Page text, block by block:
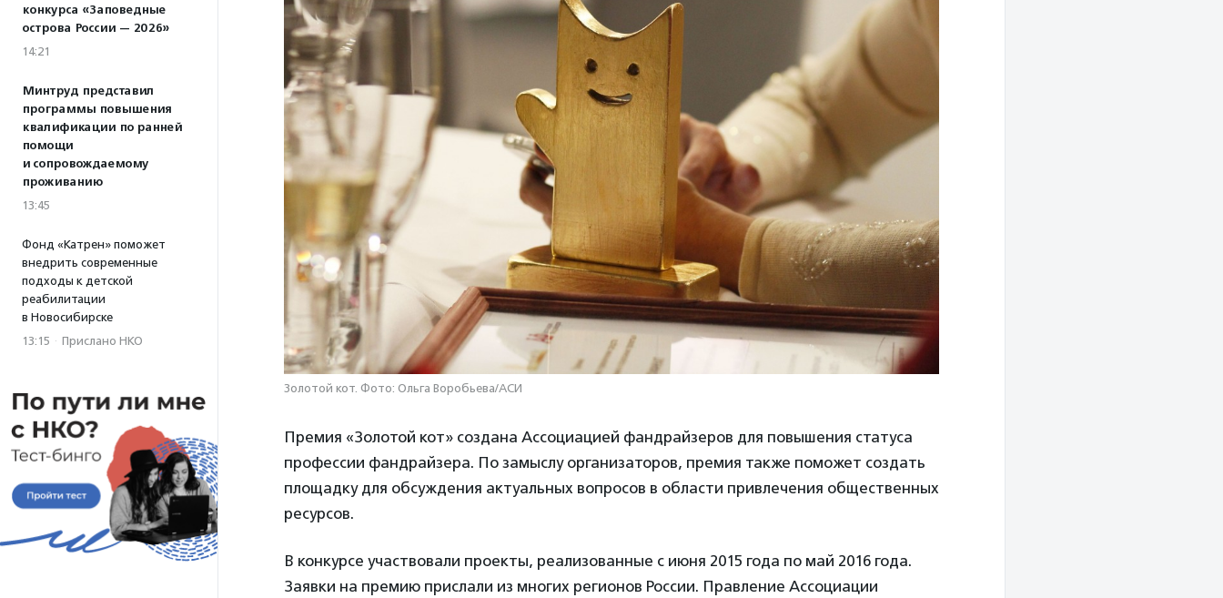
конкурса «Заповедные
острова России — 2026»
14:21
Минтруд представил
программы повышения
квалификации по ранней
помощи
и сопровождаемому
проживанию
13:45
Фонд «Катрен» поможет
внедрить современные
подходы к детской
реабилитации
в Новосибирске
13:15 · Прислано НКО
Золотой кот. Фото: Ольга Воробьева/АСИ
Премия «Золотой кот» создана Ассоциацией фандрайзеров для повышения статуса
профессии фандрайзера. По замыслу организаторов, премия также поможет создать
площадку для обсуждения актуальных вопросов в области привлечения общественных
ресурсов.
В конкурсе участвовали проекты, реализованные с июня 2015 года по май 2016 года.
Заявки на премию прислали из многих регионов России. Правление Ассоциации